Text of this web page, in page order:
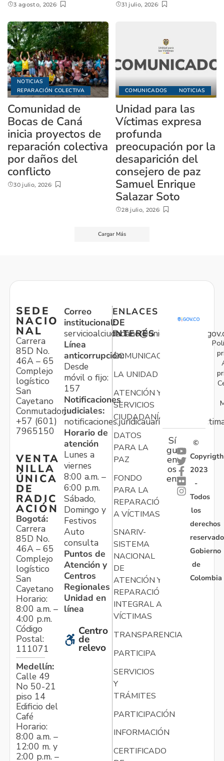
3 agosto, 2026 31 julio, 2026
NOTICIAS
REPARACIÓN COLECTIVA
Comunidad de
Bocas de Caná
inicia proyectos de
reparación colectiva
por daños del
conflicto
30 julio, 2026
COMUNICADOS NOTICIAS
Unidad para las
Víctimas expresa
profunda
preocupación por la
desaparición del
consejero de paz
Samuel Enrique
Salazar Soto
28 julio, 2026
Cargar Más
SEDE
NACIO
NAL
Carrera
85D No.
46A – 65
Complejo
logístico
San
Cayetano
Conmutador:
+57 (601)
7965150
VENTA
NILLA
ÚNICA
DE
RADIC
ACIÓN
Bogotá:
Carrera
85D No.
46A – 65
Complejo
logístico
San
Cayetano
Horario:
8:00 a.m. –
4:00 p.m.
Código
Postal:
111071
Medellín:
Calle 49
No 50-21
piso 14
Edificio del
Café
Horario:
8:00 a.m. –
12:00 m. y
2:00 p.m. –
Correo
institucional:
Línea
anticorrupción:
Desde
móvil o fijo:
157
Notificaciones
judiciales:
Horario de
atención
Lunes a
viernes
8:00 a.m. –
6:00 p.m.
Sábado,
Domingo y
Festivos
Auto
consulta
Puntos de
Atención y
Centros
Regionales
Unidad en
línea
Centro
de
relevo
ENLACES
DE
INTERÉS
COMUNICACIONES
LA UNIDAD
ATENCIÓN Y
SERVICIOS
CIUDADANÍA
DATOS
PARA LA
PAZ
FONDO
PARA LA
REPARACIÓN
A VÍCTIMAS
SNARIV-
SISTEMA
NACIONAL
DE
ATENCIÓN Y
REPARACIÓN
INTEGRAL A
VÍCTIMAS
TRANSPARENCIA
PARTICIPA
SERVICIOS
Y
TRÁMITES
PARTICIPACIÓN
INFORMACIÓN
CERTIFICADO
Sí
gu
en
os
en:
©
Copyrigth
2023
-
Todos
los
derechos
Gobierno
de
Colombia